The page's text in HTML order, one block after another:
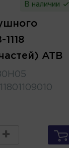
В наличии
ATB
111801109010
+